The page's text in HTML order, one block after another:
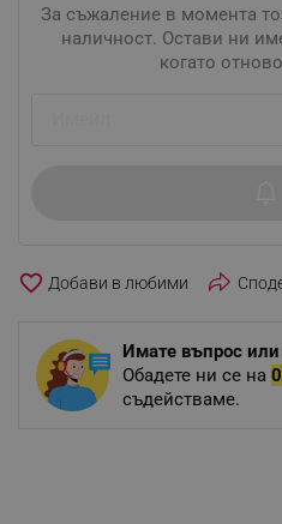
За съжаление в момента
наличност. Остави ни
когато
favorite_border
Имате въпрос
Обадете ни се на
съдействаме.